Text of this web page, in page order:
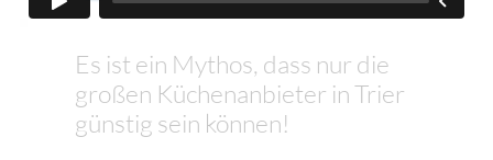
Es ist ein Mythos, dass nur die
großen Küchenanbieter in Trier
günstig sein können!